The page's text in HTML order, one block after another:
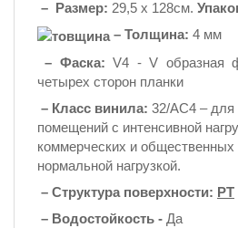
– Размер: 29,5 х 128см.
– Толщина: 4 мм
– Фаска: V4 -V образная
четырех сторон планки
– Класс винила: 32/AC4 –
помещений с интенсивной
коммерческих и
нормальной нагрузкой.
– Структура поверхности: PT
– Водостойкость - Да